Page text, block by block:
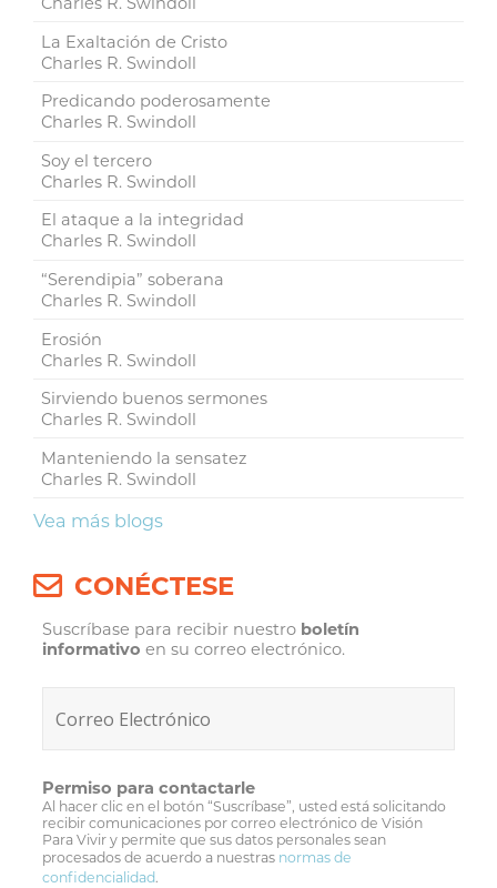
La Exaltación de Cristo
Charles R. Swindoll
Predicando poderosamente
Charles R. Swindoll
Soy el tercero
Charles R. Swindoll
El ataque a la integridad
Charles R. Swindoll
“Serendipia” soberana
Charles R. Swindoll
Erosión
Charles R. Swindoll
Sirviendo buenos sermones
Charles R. Swindoll
Manteniendo la sensatez
Charles R. Swindoll
Vea más blogs
CONÉCTESE
Suscríbase para recibir nuestro boletín
informativo en su correo electrónico.
Permiso para contactarle
Al hacer clic en el botón “Suscríbase”, usted está solicitando
recibir comunicaciones por correo electrónico de Visión
Para Vivir y permite que sus datos personales sean
procesados de acuerdo a nuestras normas de
confidencialidad.